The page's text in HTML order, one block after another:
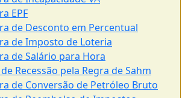
EPF
de Desconto em Percentual
de Imposto de Loteria
de Salário para Hora
Recessão pela Regra de Sahm
de Conversão de Petróleo Bruto